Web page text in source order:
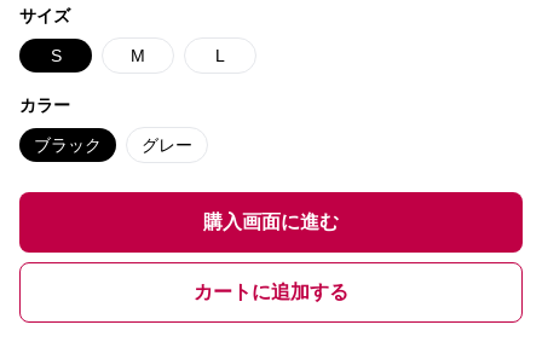
サイズ
S M L
カラー
ブラック グレー
購入画面に進む
カートに追加する